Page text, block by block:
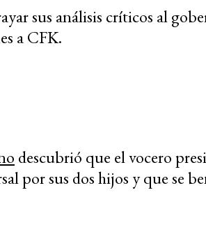
sus análisis críticos al
a CFK.
descubrió que el vocero
por sus dos hijos y que se